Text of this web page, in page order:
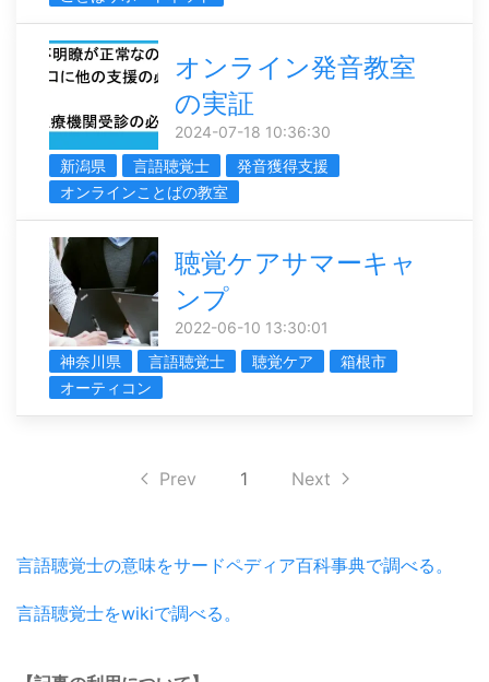
オンライン発音教室
の実証
2024-07-18 10:36:30
新潟県
言語聴覚士
発音獲得支援
オンラインことばの教室
聴覚ケアサマーキャ
ンプ
2022-06-10 13:30:01
神奈川県
言語聴覚士 聴覚ケア
箱根市
オーティコン
Prev 1 Next
言語聴覚士の意味をサードペディア百科事典で調べる。
言語聴覚士をwikiで調べる。